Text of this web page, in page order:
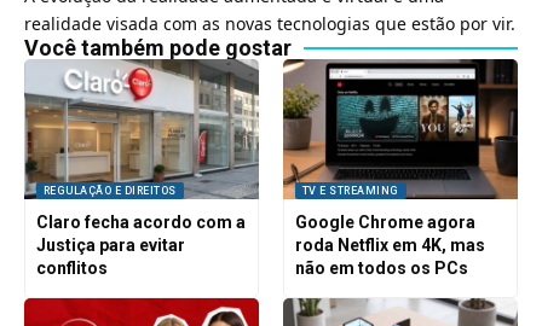
realidade visada com as novas tecnologias que estão por vir.
Você também pode gostar
REGULAÇÃO E DIREITOS
Claro fecha acordo com a
Justiça para evitar
conflitos
TV E STREAMING
Google Chrome agora
roda Netflix em 4K, mas
não em todos os PCs